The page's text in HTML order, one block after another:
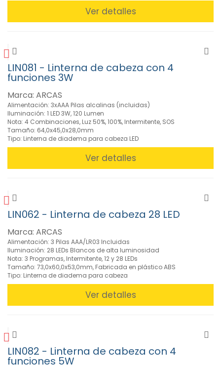
(2)
Lupas
(22)
»
(351)
FILTROS
CARACTERISTICAS
MARCAS
Ver detalles
LIN081 - Linterna de cabeza con 4
funciones 3W
Marca: ARCAS
Alimentación: 3xAAA Pilas alcalinas (incluidas)
Iluminación: 1 LED 3W, 120 Lumen
Nota: 4 Combinaciones, Luz 50%, 100%, Intermitente, SOS
Tamaño: 64,0x45,0x28,0mm
Tipo: Linterna de diadema para cabeza LED
Ver detalles
LIN062 - Linterna de cabeza 28 LED
Marca: ARCAS
Alimentación: 3 Pilas AAA/LR03 Incluidas
Iluminación: 28 LEDs Blancos de alta luminosidad
Nota: 3 Programas, Intermitente, 12 y 28 LEDs
Tamaño: 73,0x60,0x53,0mm, Fabricada en plástico ABS
Tipo: Linterna de diadema para cabeza
Ver detalles
LIN082 - Linterna de cabeza con 4
funciones 5W